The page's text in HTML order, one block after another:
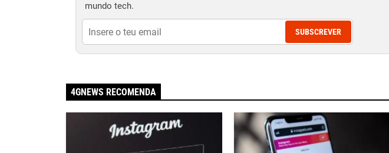
mundo tech.
SUBSCREVER
4GNEWS RECOMENDA